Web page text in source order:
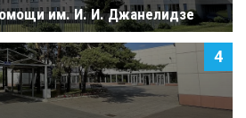
им. И. И. Джанелидзе